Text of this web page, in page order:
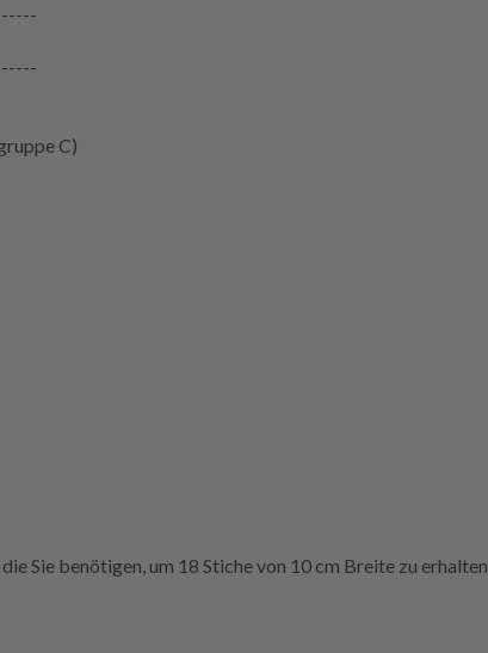
C)
Sie benötigen, um 18 Stiche von 10 cm Breite zu erhalten.